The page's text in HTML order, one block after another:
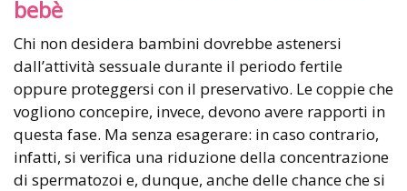
bebè
Chi non desidera bambini dovrebbe astenersi
dall’attività sessuale durante il periodo fertile
oppure proteggersi con il preservativo. Le coppie che
vogliono concepire, invece, devono avere rapporti in
questa fase. Ma senza esagerare: in caso contrario,
infatti, si verifica una riduzione della concentrazione
di spermatozoi e, dunque, anche delle chance che si